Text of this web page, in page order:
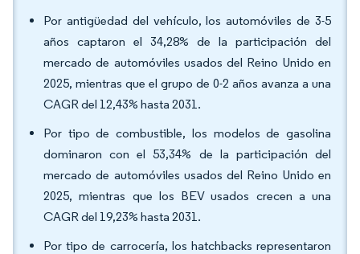
Por antigüedad del vehículo, los automóviles de 3-5
años captaron el 34,28% de la participación del
mercado de automóviles usados del Reino Unido en
2025, mientras que el grupo de 0-2 años avanza a una
CAGR del 12,43% hasta 2031.
Por tipo de combustible, los modelos de gasolina
dominaron con el 53,34% de la participación del
mercado de automóviles usados del Reino Unido en
2025, mientras que los BEV usados crecen a una
CAGR del 19,23% hasta 2031.
Por tipo de carrocería, los hatchbacks representaron